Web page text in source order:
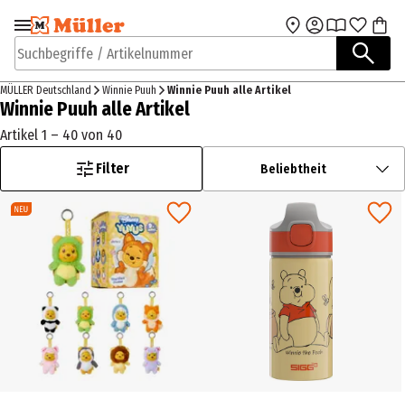
Zur Navigation
springen
Zum Hauptinhalt
Suchbegriffe / Artikelnummer
MÜLLER Deutschland Winnie Puuh Winnie Puuh alle Artikel
Winnie Puuh alle Artikel
Artikel 1 – 40 von 40
Filter
Beliebtheit